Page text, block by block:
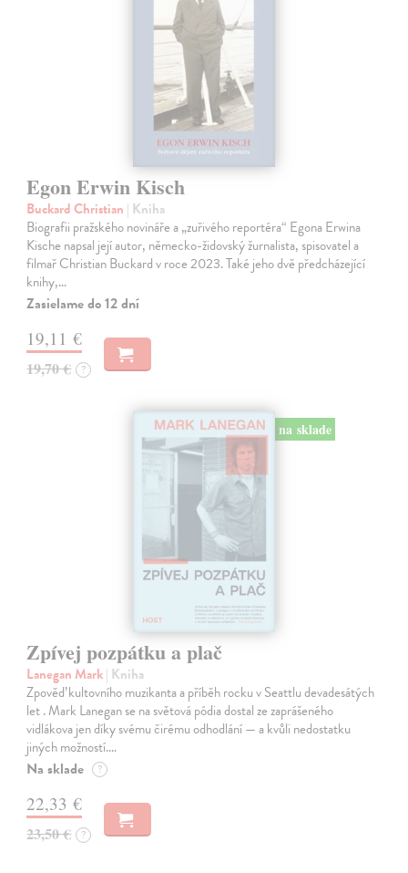
Egon Erwin Kisch
Buckard Christian | Kniha
Biografii pražského novináře a „zuřivého reportéra“ Egona Erwina
Kische napsal její autor, německo-židovský žurnalista, spisovatel a
filmař Christian Buckard v roce 2023. Také jeho dvě předcházející
knihy,…
Zasielame do 12 dní
19,11 €
19,70 € ?
na sklade
Zpívej pozpátku a plač
Lanegan Mark| Kniha
Zpověď kultovního muzikanta a příběh rocku v Seattlu devadesátých
let . Mark Lanegan se na světová pódia dostal ze zaprášeného
vidlákova jen díky svému čirému odhodlání — a kvůli nedostatku
jiných možností.…
Na sklade ?
22,33 €
23,50 € ?